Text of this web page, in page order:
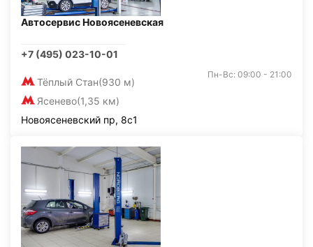
Автосервис Новоясеневская
+7 (495) 023-10-01
Тёплый Стан(930 м)
Ясенево(1,35 км)
Пн-Вс: 09:00 - 21:00
Новоясеневский пр, 8с1